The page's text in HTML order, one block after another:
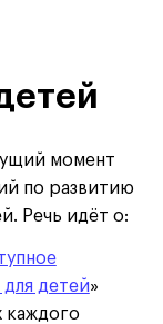
момент
по развитию
Речь идёт о:
детей»
каждого